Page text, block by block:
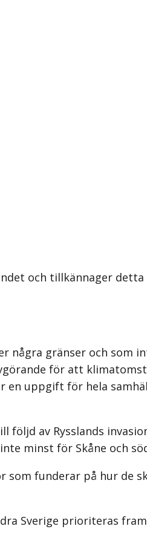
och tillkännager
några gränser och som
för att
en uppgift för hela
av Rysslands
minst för Skåne och
funderar på hur de
Sverige prioriteras